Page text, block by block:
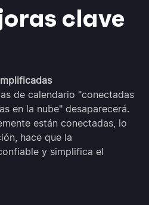
clave
de calendario "conectadas
en la nube" desaparecerá.
están conectadas, lo
hace que la
y simplifica el